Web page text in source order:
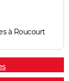
à Roucourt